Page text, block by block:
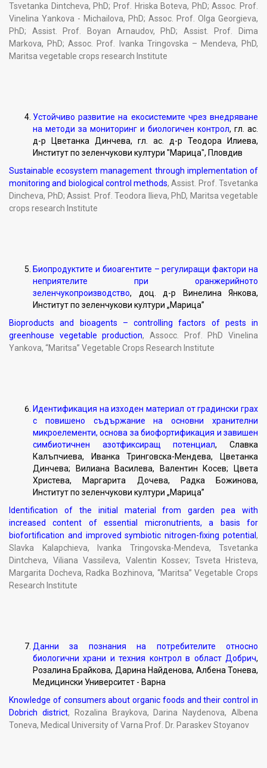
Tsvetanka Dintcheva, PhD; Prof. Hriska Boteva, PhD; Assoc. Prof.
Vinelina Yankova - Michailova, PhD; Assoc. Prof. Olga Georgieva,
PhD; Assist. Prof. Boyan Arnaudov, PhD; Assist. Prof. Dima
Markova, PhD; Assoc. Prof. Ivanka Tringovska – Mendeva, PhD,
Maritsa vegetable crops research Institute
Устойчиво развитие на екосистемите чрез внедряване
на методи за мониторинг и биологичен контрол, гл. ас.
д-р Цветанка Динчева, гл. ас. д-р Теодора Илиева,
Институт по зеленчукови култури "Марица", Пловдив
Sustainable ecosystem management through implementation of
monitoring and biological control methods, Assist. Prof. Tsvetanka
Dincheva, PhD; Assist. Prof. Teodora Ilieva, PhD, Maritsa vegetable
crops research Institute
Биопродуктите и биоагентите – регулиращи фактори на
неприятелите при оранжерийното
зеленчукопроизводство, доц. д-р Винелина Янкова,
Институт по зеленчукови култури „Марица”
Bioproducts and bioagents – controlling factors of pests in
greenhouse vegetable production, Assocc. Prof. PhD Vinelina
Yankova, “Maritsa” Vegetable Crops Research Institute
Идентификация на изходен материал от градински грах
с повишено съдържание на основни хранителни
микроелементи, основа за биофортификация и завишен
симбиотичнен азотфиксиращ потенциал, Славка
Калъпчиева, Иванка Тринговска-Мендева, Цветанка
Динчева; Вилиана Василева, Валентин Косев; Цвета
Христева, Маргарита Дочева, Радка Божинова,
Институт по зеленчукови култури „Марица”
Identification of the initial material from garden pea with
increased content of essential micronutrients, a basis for
biofortification and improved symbiotic nitrogen-fixing potential ,
Slavka Kalapchieva, Ivanka Tringovska-Mendeva, Tsvetanka
Dintcheva, Viliana Vassileva, Valentin Kossev; Tsveta Hristeva,
Margarita Docheva, Radka Bozhinova, “Maritsa” Vegetable Crops
Research Institute
Данни за познания на потребителите относно
биологични храни и техния контрол в област Добрич,
Розалина Брайкова, Дарина Найденова, Албена Тонева,
Медицински Университет - Варна
Knowledge of consumers about organic foods and their control in
Dobrich district, Rozalina Braykova, Darina Naydenova, Albena
Toneva, Medical University of Varna Prof. Dr. Paraskev Stoyanov